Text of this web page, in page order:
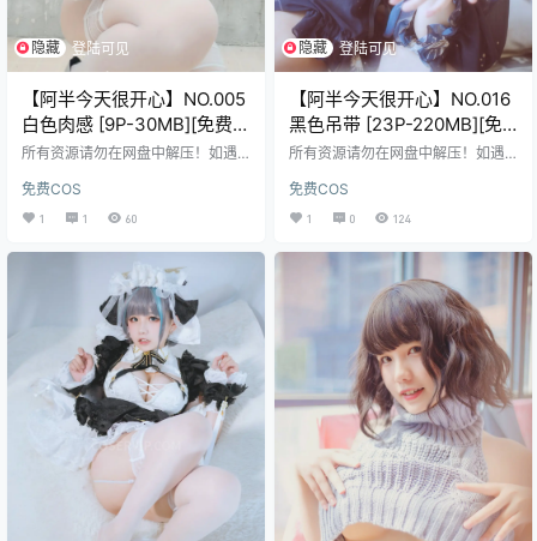
隐藏 登陆可见
【阿半今天很开心】NO.005
白色肉感 [9P-30MB][免费
版]
所有资源请勿在网盘中解压！如遇
会尽快修复！ 免费资源使用的是二
次压缩，不会解压请前往帮助中
心，查看解压教程。
免费COS
1 1 60
隐藏 登陆可见
【阿半今天很开心】NO.016
黑色吊带 [23P-220MB][免
费版]
所有资源请勿在网盘中解压！如遇
会尽快修复！ 免费资源使用的是二
次压缩，不会解压请前往帮助中
心，查看解压教程。
免费COS
1 0 124